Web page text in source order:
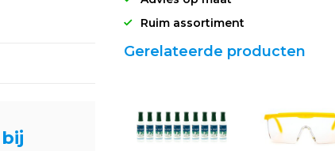
Ruim assortiment
Gerelateerde producten